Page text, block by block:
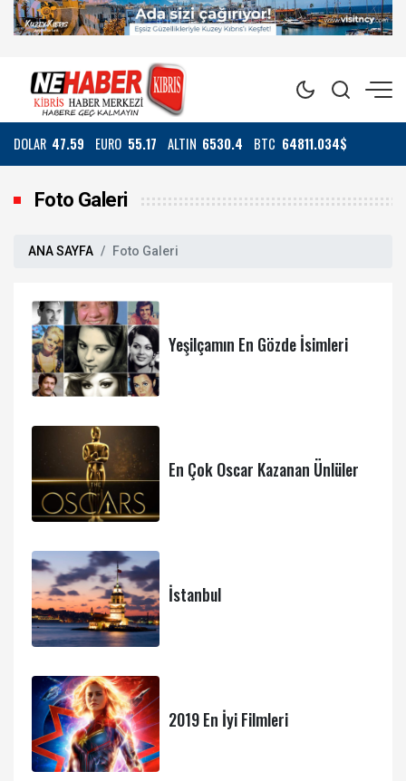
DOLAR 47.59 EURO 55.17 ALTIN 6530.4 BTC 64811.034$
Foto Galeri
ANA SAYFA Foto Galeri
Yeşilçamın En Gözde İsimleri
En Çok Oscar Kazanan Ünlüler
İstanbul
2019 En İyi Filmleri